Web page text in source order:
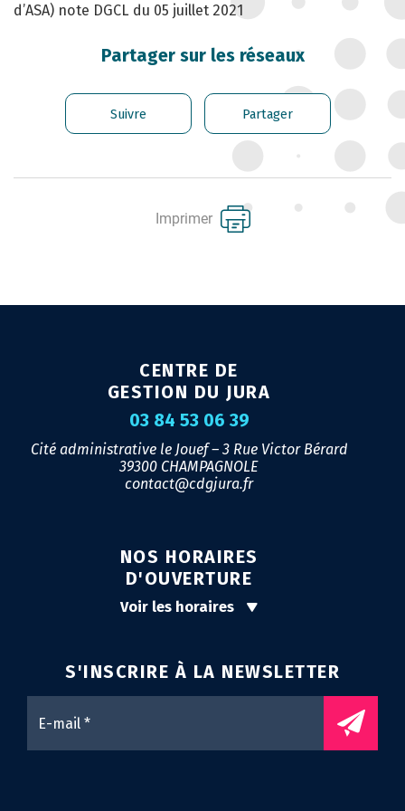
CARRIÈRE DES
CONTRACTUELS
EMPLOI TERRITORIAL
SANTÉ ET PRÉVENTION DES
MISSION ARCHIVAGE
CONTACT
d’ASA) note DGCL du 05 juillet 2021
Partager sur les réseaux
Suivre Partager
Imprimer
CENTRE DE
GESTION DU JURA
03 84 53 06 39
Cité administrative le Jouef – 3 Rue Victor Bérard
39300 CHAMPAGNOLE
contact@cdgjura.fr
NOS HORAIRES
D'OUVERTURE
Voir les horaires
S'INSCRIRE À LA NEWSLETTER